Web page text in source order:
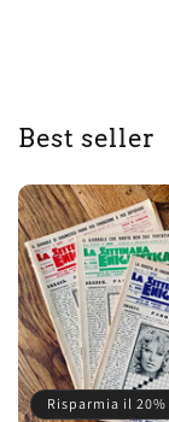
Best seller
Risparmia il 20%